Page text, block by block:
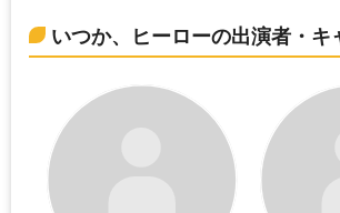
いつか、ヒーローの出演者・キ